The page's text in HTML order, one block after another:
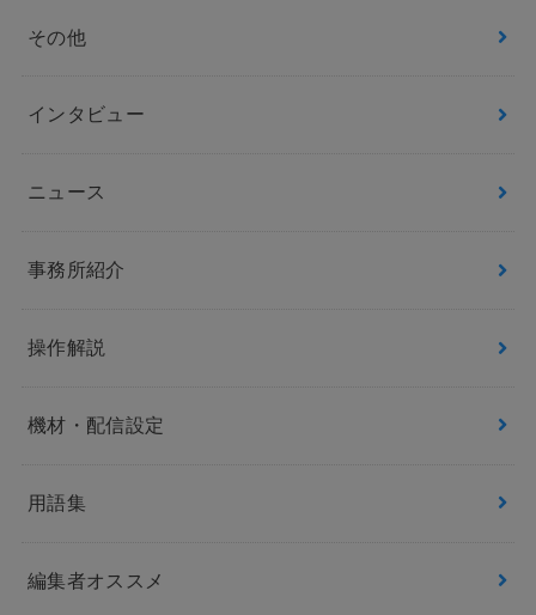
その他
インタビュー
ニュース
事務所紹介
操作解説
機材・配信設定
用語集
編集者オススメ